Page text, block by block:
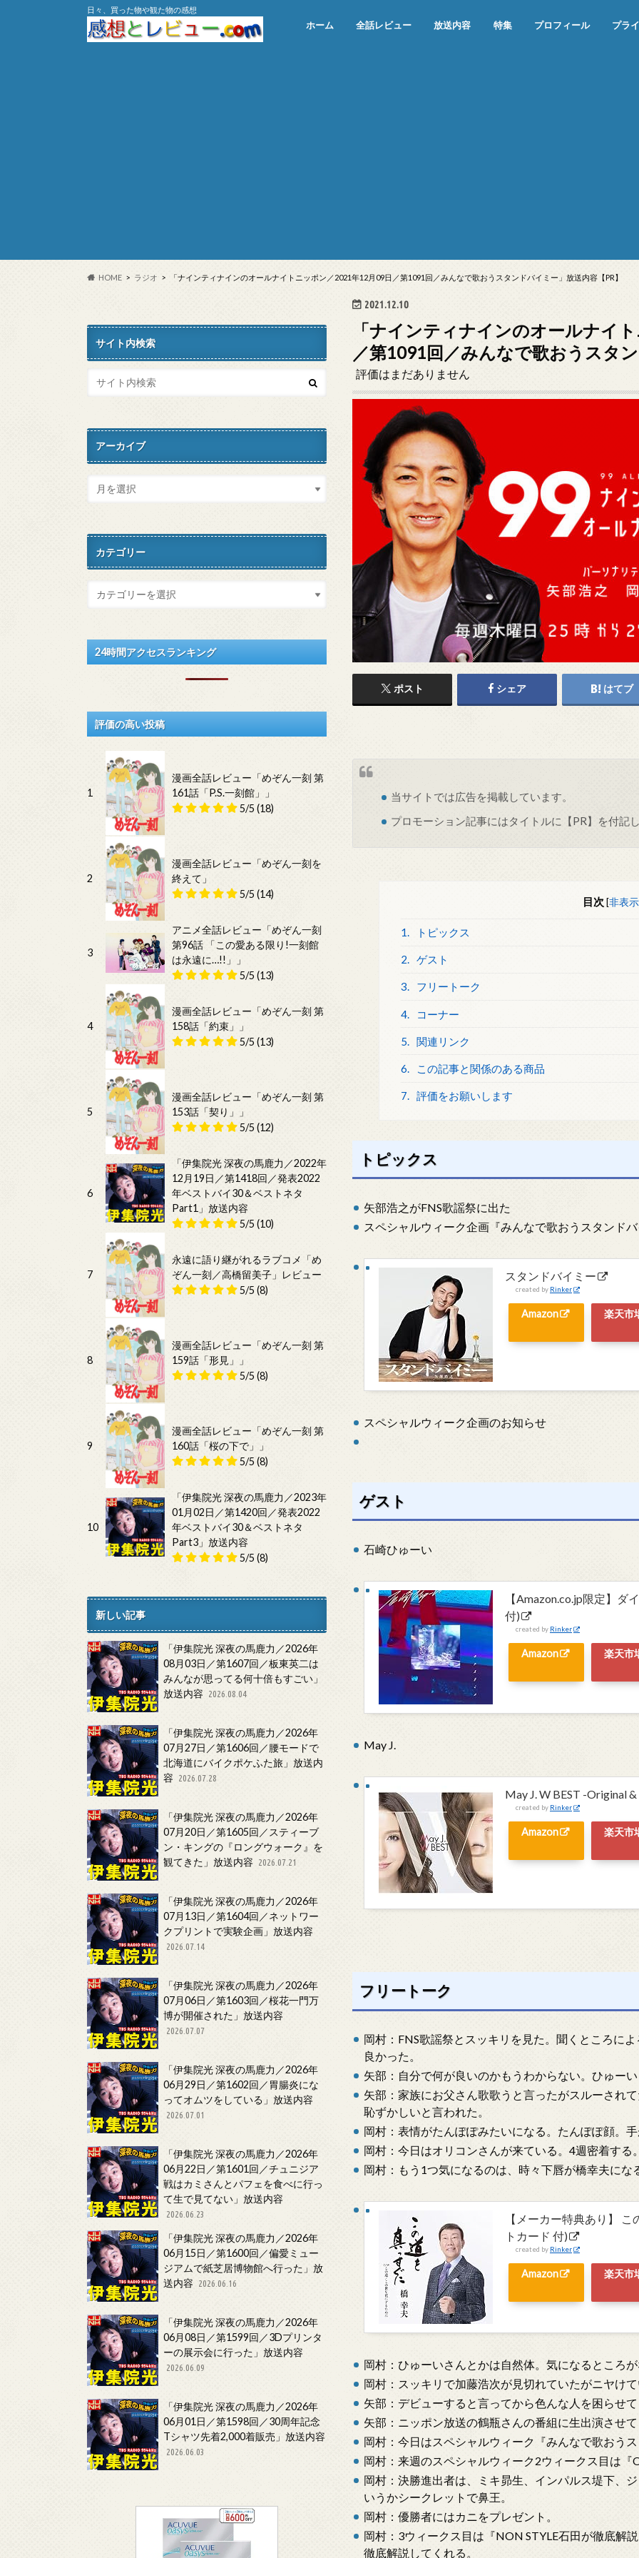
日々、買った物や観た物の感想
ホーム 全話レビュー 放送内容 特集 プロフィール プラ
HOME ラジオ 「ナインティナインのオールナイトニッポン／2021年12月09日／第1091回／みんなで歌おうスタンドバイミー」放送内容【PR】
2021.12.10
「ナインティナインのオールナイ
／第1091回／みんなで歌おうスタ
評価はまだありません
ポスト シェア はてブ
当サイトでは広告を掲載しています。
プロモーション記事にはタイトルに【PR】を付記
目次 [非表示
1. トピックス
2. ゲスト
3. フリートーク
4. コーナー
5. 関連リンク
6. この記事と関係のある商品
7. 評価をお願いします
トピックス
矢部浩之がFNS歌謡祭に出た
スペシャルウィーク企画『みんなで歌おうスタンド
スタンドバイミー
created by Rinker
Amazon 楽天市
スペシャルウィーク企画のお知らせ
ゲスト
石崎ひゅーい
【Amazon.co.jp限定】ダ
付)
created by Rinker
Amazon 楽天市
May J.
May J. W BEST -Original
created by Rinker
Amazon 楽天市
フリートーク
岡村：FNS歌謡祭とスッキリを見た。聞くところに
良かった。
矢部：自分で何が良いのかもうわからない。ひゅー
矢部：家族にお父さん歌歌うと言ったがスルーされ
恥ずかしいと言われた。
岡村：表情がたんぽぽみたいになる。たんぽぽ顔。
岡村：今日はオリコンさんが来ている。4週密着する
岡村：もう1つ気になるのは、時々下唇が橋幸夫にな
【メーカー特典あり】
トカード 付)
created by Rinker
Amazon 楽天市
岡村：ひゅーいさんとかは自然体。気になるところ
岡村：スッキリで加藤浩次が見切れていたがニヤけ
矢部：デビューすると言ってから色んな人を困らせ
矢部：ニッポン放送の鶴瓶さんの番組に生出演させ
岡村：今日はスペシャルウィーク『みんなで歌おう
岡村：来週のスペシャルウィーク2ウィークス目は『
岡村：決勝進出者は、ミキ昴生、インパルス堤下、
いうかシークレットで鼻王。
岡村：優勝者にはカニをプレゼント。
岡村：3ウィークス目は『NON STYLE石田が徹底解
徹底解説してくれる。
サイト内検索
アーカイブ
カテゴリー
24時間アクセスランキング
評価の高い投稿
1
漫画全話レビュー「めぞん一刻 第
161話「P.S.一刻館」」
5/5 (18)
2
漫画全話レビュー「めぞん一刻を
終えて」
5/5 (14)
3
アニメ全話レビュー「めぞん一刻
第96話 「この愛ある限り!一刻館
は永遠に…!!」」
5/5 (13)
4
漫画全話レビュー「めぞん一刻 第
158話「約束」」
5/5 (13)
5
漫画全話レビュー「めぞん一刻 第
153話「契り」」
5/5 (12)
6
「伊集院光 深夜の馬鹿力／2022年
12月19日／第1418回／発表2022
年ベストバイ30＆ベストネタ
Part1」放送内容
5/5 (10)
7
永遠に語り継がれるラブコメ「め
ぞん一刻／高橋留美子」レビュー
5/5 (8)
8
漫画全話レビュー「めぞん一刻 第
159話「形見」」
5/5 (8)
9
漫画全話レビュー「めぞん一刻 第
160話「桜の下で」」
5/5 (8)
10
「伊集院光 深夜の馬鹿力／2023年
01月02日／第1420回／発表2022
年ベストバイ30＆ベストネタ
Part3」放送内容
5/5 (8)
新しい記事
「伊集院光 深夜の馬鹿力／2026年
08月03日／第1607回／板東英二は
みんなが思ってる何十倍もすごい」
放送内容
2026.08.04
「伊集院光 深夜の馬鹿力／2026年
07月27日／第1606回／腰モードで
北海道にバイクポケふた旅」放送内
容
2026.07.28
「伊集院光 深夜の馬鹿力／2026年
07月20日／第1605回／スティーブ
ン・キングの『ロングウォーク』を
観てきた」放送内容
2026.07.21
「伊集院光 深夜の馬鹿力／2026年
07月13日／第1604回／ネットワー
クプリントで実験企画」放送内容
2026.07.14
「伊集院光 深夜の馬鹿力／2026年
07月06日／第1603回／桜花一門万
博が開催された」放送内容
2026.07.07
「伊集院光 深夜の馬鹿力／2026年
06月29日／第1602回／胃腸炎にな
ってオムツをしている」放送内容
2026.07.01
「伊集院光 深夜の馬鹿力／2026年
06月22日／第1601回／チュニジア
戦はカミさんとパフェを食べに行っ
て生で見てない」放送内容
2026.06.23
「伊集院光 深夜の馬鹿力／2026年
06月15日／第1600回／偏愛ミュー
ジアムで紙芝居博物館へ行った」放
送内容
2026.06.16
「伊集院光 深夜の馬鹿力／2026年
06月08日／第1599回／3Dプリンタ
ーの展示会に行った」放送内容
2026.06.09
「伊集院光 深夜の馬鹿力／2026年
06月01日／第1598回／30周年記念
Tシャツ先着2,000着販売」放送内容
2026.06.03